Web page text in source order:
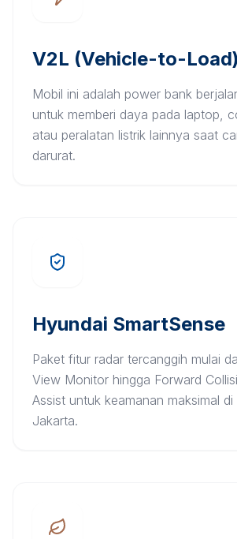
V2L (Vehicle-to-Load)
Mobil ini adalah power bank
untuk memberi daya pada laptop,
atau peralatan listrik lainnya saat
darurat.
Hyundai SmartSense
Paket fitur radar tercanggih mulai
View Monitor hingga Forward
Assist untuk keamanan maksimal
Jakarta.